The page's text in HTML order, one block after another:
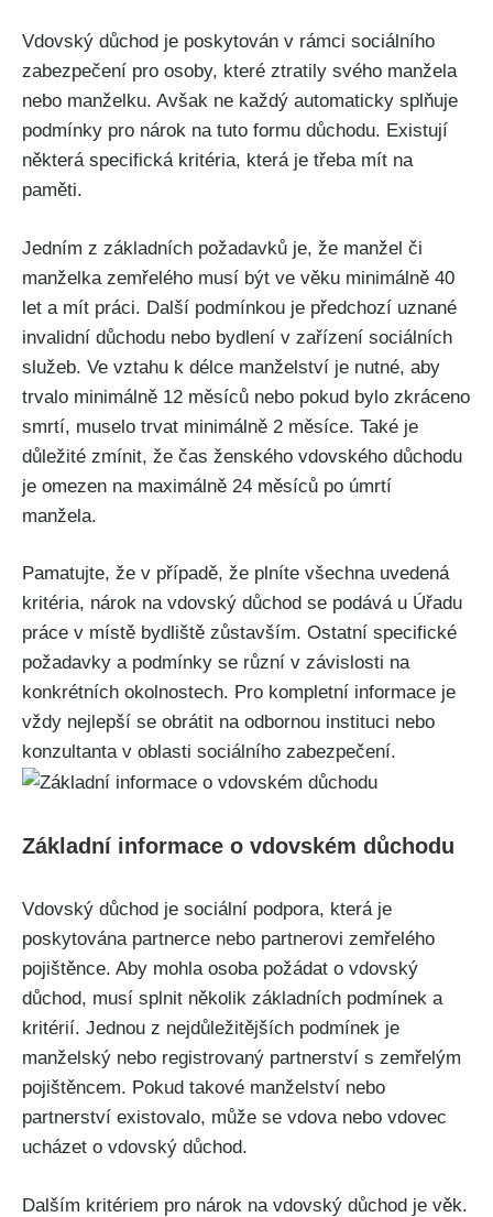
Vdovský důchod je poskytován v rámci sociálního
zabezpečení pro osoby, které ztratily svého manžela
nebo manželku. Avšak ne každý automaticky splňuje
podmínky pro nárok na tuto formu důchodu. Existují
některá specifická kritéria, která je třeba mít na
paměti.
Jedním z základních požadavků je, že manžel či
manželka zemřelého musí být ve věku minimálně 40
let a mít práci. Další podmínkou je předchozí uznané
invalidní důchodu nebo bydlení v zařízení sociálních
služeb. Ve vztahu k délce manželství je nutné, aby
trvalo minimálně 12 měsíců nebo pokud bylo zkráceno
smrtí, muselo trvat minimálně 2 měsíce. Také je
důležité zmínit, že čas ženského vdovského důchodu
je omezen na maximálně 24 měsíců po úmrtí
manžela.
Pamatujte, že v případě, že plníte všechna uvedená
kritéria, nárok na vdovský důchod se podává u Úřadu
práce v místě bydliště zůstavším. Ostatní specifické
požadavky a podmínky se různí v závislosti na
konkrétních okolnostech. Pro kompletní informace je
vždy nejlepší se obrátit na odbornou instituci nebo
konzultanta v oblasti sociálního zabezpečení.
Základní informace o vdovském důchodu
Vdovský důchod je sociální podpora, která je
poskytována partnerce nebo partnerovi zemřelého
pojištěnce. Aby mohla osoba požádat o vdovský
důchod, musí splnit několik základních podmínek a
kritérií. Jednou z nejdůležitějších podmínek je
manželský nebo registrovaný partnerství s zemřelým
pojištěncem. Pokud takové manželství nebo
partnerství existovalo, může se vdova nebo vdovec
ucházet o vdovský důchod.
Dalším kritériem pro nárok na vdovský důchod je věk.